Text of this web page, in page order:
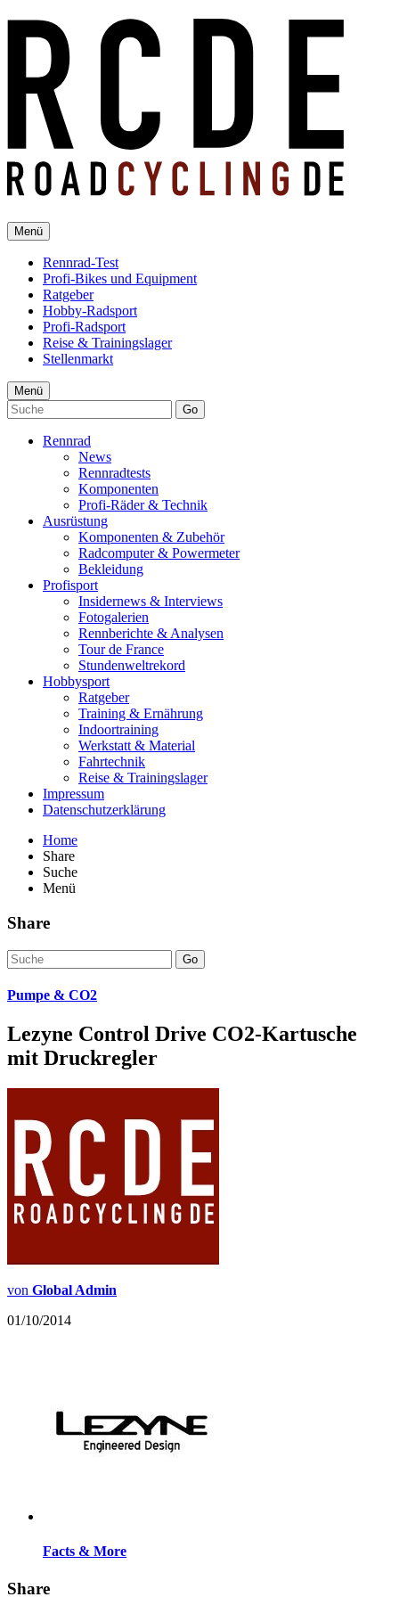
Menü
Rennrad-Test
Profi-Bikes und Equipment
Ratgeber
Hobby-Radsport
Profi-Radsport
Reise & Trainingslager
Stellenmarkt
Menü
Go
Rennrad
News
Rennradtests
Komponenten
Profi-Räder & Technik
Ausrüstung
Komponenten & Zubehör
Radcomputer & Powermeter
Bekleidung
Profisport
Insidernews & Interviews
Fotogalerien
Rennberichte & Analysen
Tour de France
Stundenweltrekord
Hobbysport
Ratgeber
Training & Ernährung
Indoortraining
Werkstatt & Material
Fahrtechnik
Reise & Trainingslager
Impressum
Datenschutzerklärung
Home
Share
Suche
Menü
Share
Go
Pumpe & CO2
Lezyne Control Drive CO2-Kartusche
mit Druckregler
von Global Admin
01/10/2014
Facts & More
Share